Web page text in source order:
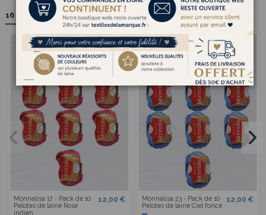
16 autres produits dans la même catégorie :
Monnalisa 17 - Pack de 10
Pelotes de laine Rose
indien
12,00 €
Monnalisa 23 - Pack de 10
Pelotes de laine Ciel foncé
12,00 €